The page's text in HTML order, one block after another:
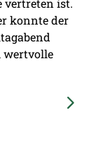
konnte der
wertvolle